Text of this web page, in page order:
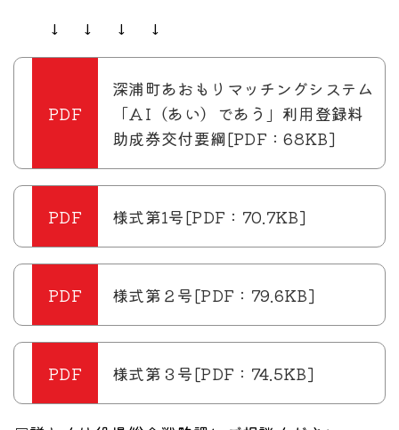
↓ ↓ ↓ ↓
深浦町あおもりマッチングシステム
「ＡI（あい）であう」利用登録料
助成券交付要綱[PDF：68KB]
様式第1号[PDF：70.7KB]
様式第２号[PDF：79.6KB]
様式第３号[PDF：74.5KB]